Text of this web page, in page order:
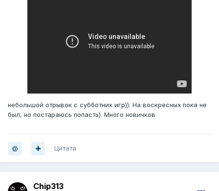
небольшой отрывок с субботних игр)). На воскресных пока не
был, но постараюсь попасть). Много новичков
Цитата
Chip313